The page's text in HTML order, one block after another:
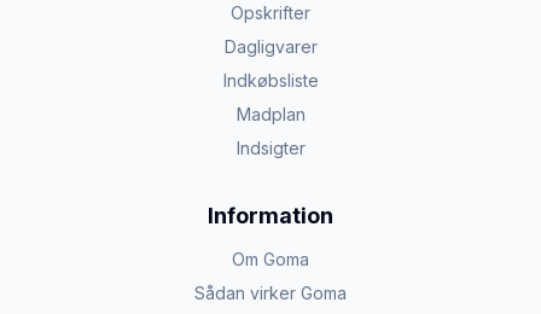
Opskrifter
Dagligvarer
Indkøbsliste
Madplan
Indsigter
Information
Om Goma
Sådan virker Goma